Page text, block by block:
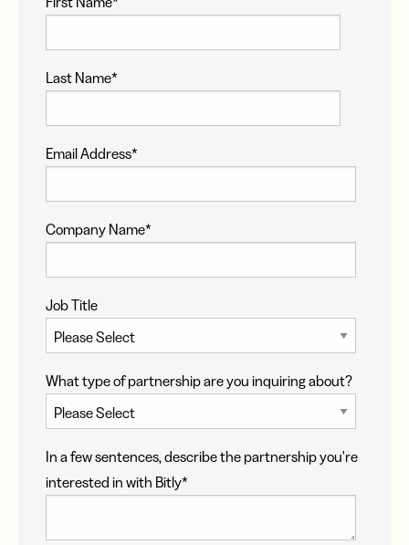
Last Name*
Email Address*
Company Name*
Job Title
What type of partnership are you inquiring about?
In a few sentences, describe the partnership you're
interested in with Bitly*